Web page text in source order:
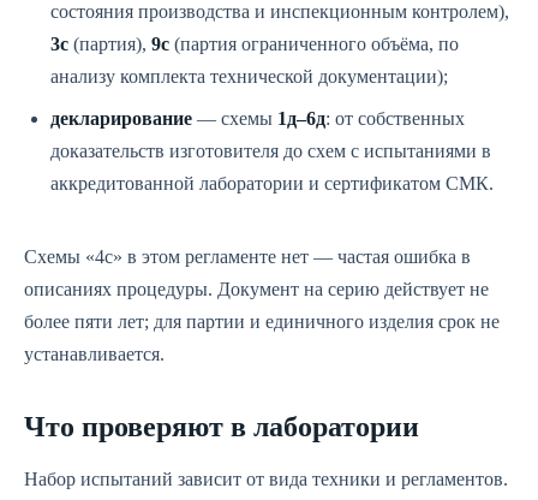
состояния производства и инспекционным контролем),
3с (партия), 9с (партия ограниченного объёма, по
анализу комплекта технической документации);
декларирование — схемы 1д–6д: от собственных
доказательств изготовителя до схем с испытаниями в
аккредитованной лаборатории и сертификатом СМК.
Схемы «4с» в этом регламенте нет — частая ошибка в
описаниях процедуры. Документ на серию действует не
более пяти лет; для партии и единичного изделия срок не
устанавливается.
Что проверяют в лаборатории
Набор испытаний зависит от вида техники и регламентов.